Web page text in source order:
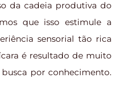
da cadeia produtiva do
que isso estimule a
sensorial tão rica
é resultado de muito
por conhecimento.